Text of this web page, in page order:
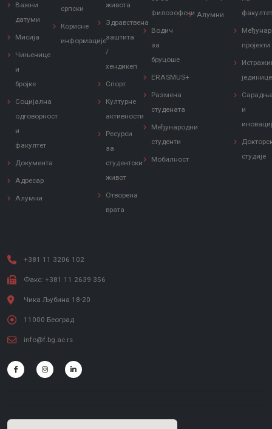
Важни
датуми
Мисија
Чињенице
и
бројке
Социјална
одговорност
и
факултет
Документа
Адресар
Алумни
српски
Корисне
информације
живота
Здравствена
заштита
/
хендикеп
Спорт
Културне
активности
Ресурси
за
студентски
живот
Отворена
врата
филозофски
Водич
за
бруцоше
ERASMUS+
Размена
студената
Међународни
студенти
Мобилност
Алумни
пројекти
јединице
и
студије
+381 11 3206 102
Факс: +381 11 2639 356
Чика Љубина 18-20
11000 Београд
info@f.bg.ac.rs